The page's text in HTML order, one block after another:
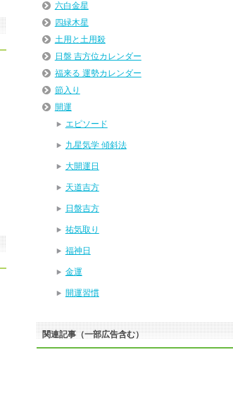
六白金星
四緑木星
土用と土用殺
日盤 吉方位カレンダー
福来る 運勢カレンダー
節入り
開運
エピソード
九星気学 傾斜法
大開運日
天道吉方
日盤吉方
祐気取り
福神日
金運
開運習慣
関連記事（一部広告含む）